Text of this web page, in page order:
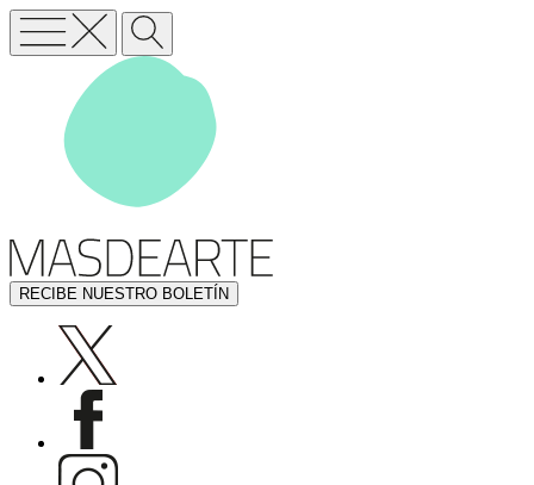
RECIBE NUESTRO BOLETÍN